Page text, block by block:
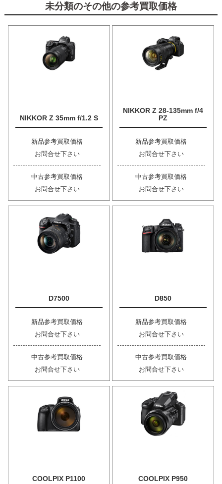
未分類のその他の参考買取価格
NIKKOR Z 35mm f/1.2 S
新品参考買取価格
お問合せ下さい
中古参考買取価格
お問合せ下さい
NIKKOR Z 28-135mm f/4
PZ
新品参考買取価格
お問合せ下さい
中古参考買取価格
お問合せ下さい
D7500
新品参考買取価格
お問合せ下さい
中古参考買取価格
お問合せ下さい
D850
新品参考買取価格
お問合せ下さい
中古参考買取価格
お問合せ下さい
COOLPIX P1100 COOLPIX P950